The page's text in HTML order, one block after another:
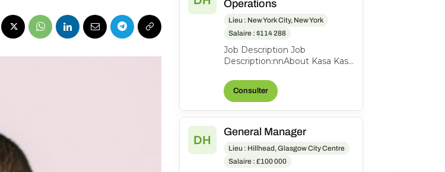
Operations
Lieu : New York City, New York
Salaire : $114 288
Job Description Job
Description:nnAbout Kasa Kasa
hotel and apartment hotel
brand and man...
Consulter
DH
General Manager
Lieu : Hillhead, Glasgow City Centre
Salaire : £100 000